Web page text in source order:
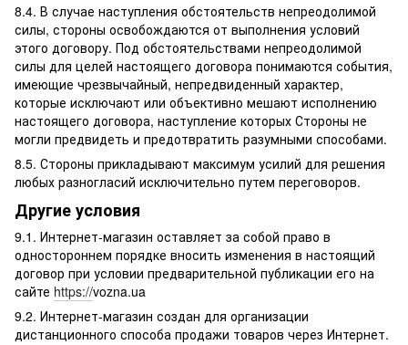
8.4. В случае наступления обстоятельств непреодолимой
силы, стороны освобождаются от выполнения условий
этого договору. Под обстоятельствами непреодолимой
силы для целей настоящего договора понимаются события,
имеющие чрезвычайный, непредвиденный характер,
которые исключают или объективно мешают исполнению
настоящего договора, наступление которых Стороны не
могли предвидеть и предотвратить разумными способами.
8.5. Стороны прикладывают максимум усилий для решения
любых разногласий исключительно путем переговоров.
Другие условия
9.1. Интернет-магазин оставляет за собой право в
одностороннем порядке вносить изменения в настоящий
договор при условии предварительной публикации его на
сайте https://vozna.ua
9.2. Интернет-магазин создан для организации
дистанционного способа продажи товаров через Интернет.